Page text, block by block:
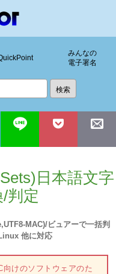
みんなの
電子署名
日本語文字
判定
MAC)/ビュアーで一括判
他に対応
けのソフトウェアのた